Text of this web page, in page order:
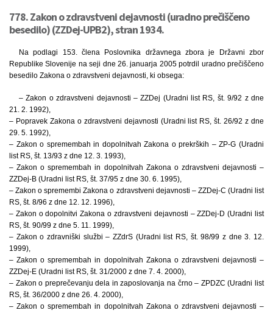
778. Zakon o zdravstveni dejavnosti (uradno prečiščeno
besedilo) (ZZDej-UPB2), stran 1934.
Na podlagi 153. člena Poslovnika državnega zbora je Državni zbor
Republike Slovenije na seji dne 26. januarja 2005 potrdil uradno prečiščeno
besedilo Zakona o zdravstveni dejavnosti, ki obsega:
– Zakon o zdravstveni dejavnosti – ZZDej (Uradni list RS, št. 9/92 z dne
21. 2. 1992),
– Popravek Zakona o zdravstveni dejavnosti (Uradni list RS, št. 26/92 z dne
29. 5. 1992),
– Zakon o spremembah in dopolnitvah Zakona o prekrških – ZP-G (Uradni
list RS, št. 13/93 z dne 12. 3. 1993),
– Zakon o spremembah in dopolnitvah Zakona o zdravstveni dejavnosti –
ZZDej-B (Uradni list RS, št. 37/95 z dne 30. 6. 1995),
– Zakon o spremembi Zakona o zdravstveni dejavnosti – ZZDej-C (Uradni list
RS, št. 8/96 z dne 12. 12. 1996),
– Zakon o dopolnitvi Zakona o zdravstveni dejavnosti – ZZDej-D (Uradni list
RS, št. 90/99 z dne 5. 11. 1999),
– Zakon o zdravniški službi – ZZdrS (Uradni list RS, št. 98/99 z dne 3. 12.
1999),
– Zakon o spremembah in dopolnitvah Zakona o zdravstveni dejavnosti –
ZZDej-E (Uradni list RS, št. 31/2000 z dne 7. 4. 2000),
– Zakon o preprečevanju dela in zaposlovanja na črno – ZPDZC (Uradni list
RS, št. 36/2000 z dne 26. 4. 2000),
– Zakon o spremembah in dopolnitvah Zakona o zdravstveni dejavnosti –